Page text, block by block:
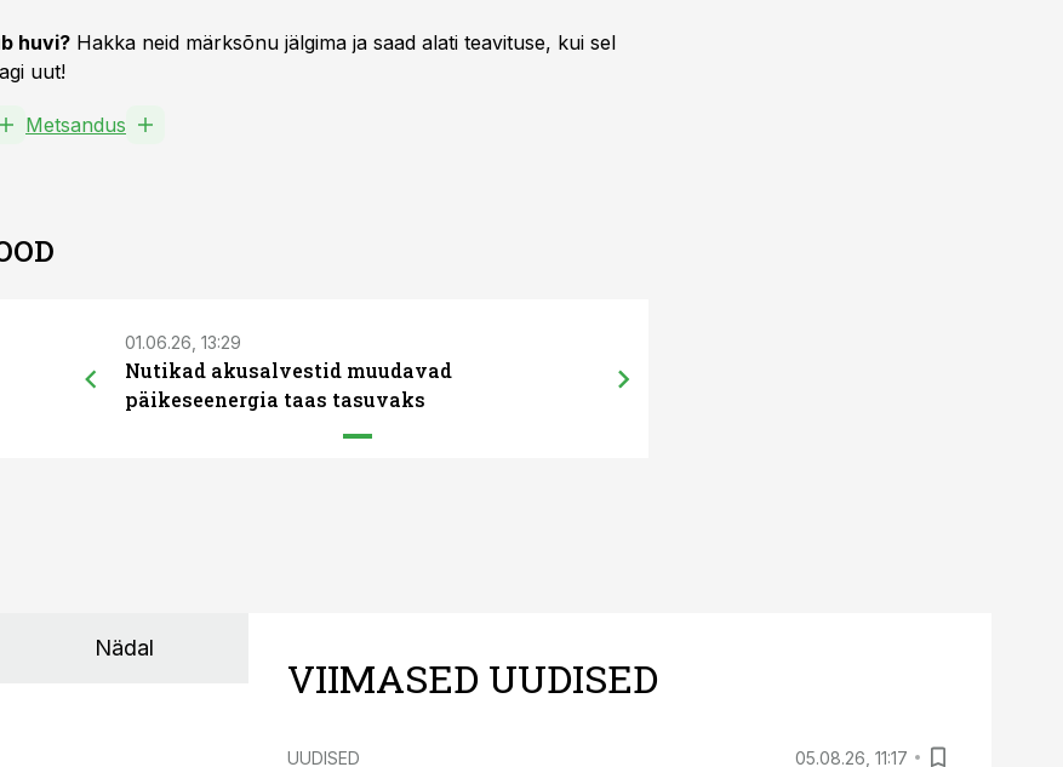
huvi? Hakka neid märksõnu jälgima ja saad alati teavituse, kui sel
uut!
Metsandus
01.06.26, 13:29
Nutikad akusalvestid muudavad
päikeseenergia taas tasuvaks
Nädal
VIIMASED UUDISED
UUDISED 05.08.26, 11:17